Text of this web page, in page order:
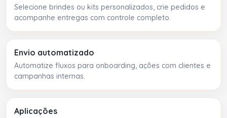
Selecione brindes ou kits personalizados, crie pedidos e
acompanhe entregas com controle completo.
Envio automatizado
Automatize fluxos para onboarding, ações com clientes e
campanhas internas.
Aplicações